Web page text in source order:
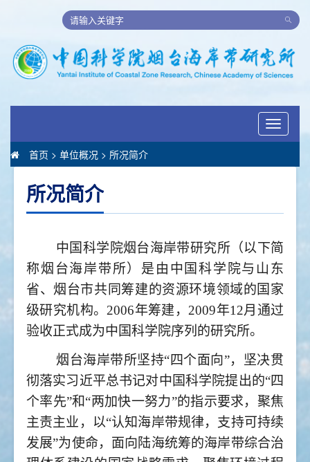
Toggle
首页 > 单位概况 > 所况简介
所况简介
中国科学院烟台海岸带研究所（以下简
称烟台海岸带所）是由中国科学院与山东
省、烟台市共同筹建的资源环境领域的国家
级研究机构。2006年筹建，2009年12月通过
验收正式成为中国科学院序列的研究所。
烟台海岸带所坚持“四个面向”，坚决贯
彻落实习近平总书记对中国科学院提出的“四
个率先”和“两加快一努力”的指示要求，聚焦
主责主业，以“认知海岸带规律，支持可持续
发展”为使命，面向陆海统筹的海岸带综合治